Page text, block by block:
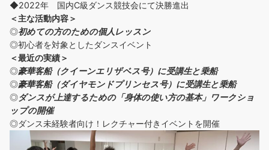
◆2022年 国内C級ダンス競技会にて決勝進出
＜主な活動内容＞
◎初めての方のための個人レッスン
◎初心者を対象としたダンスイベント
＜最近の実績＞
◎豪華客船（クイーンエリザベス号）に受講生と乗船
◎豪華客船（ダイヤモンドプリンセス号）に受講生と乗船
◎ダンスが上達するための「身体の使い方の基本」ワークショ
ップの開催
◎ダンス未経験者向け！レクチャー付きイベントを開催